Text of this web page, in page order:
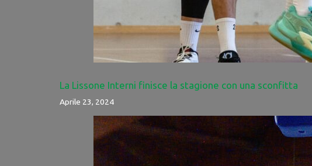
La Lissone Interni finisce la stagione con una sconfitta
Aprile 23, 2024